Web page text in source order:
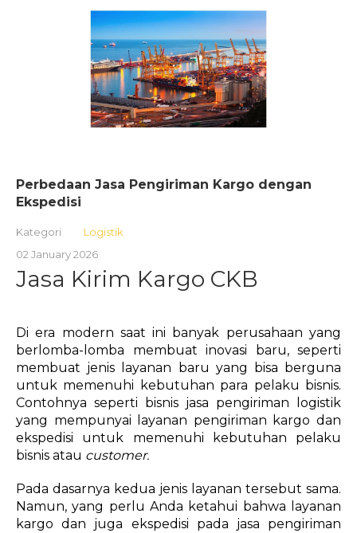
Perbedaan Jasa Pengiriman Kargo dengan
Ekspedisi
Kategori
Logistik
02 January 2026
Jasa Kirim Kargo CKB
Di era modern saat ini banyak perusahaan yang
berlomba-lomba membuat inovasi baru, seperti
membuat jenis layanan baru yang bisa berguna
untuk memenuhi kebutuhan para pelaku bisnis.
Contohnya seperti bisnis jasa pengiriman logistik
yang mempunyai layanan pengiriman kargo dan
ekspedisi untuk memenuhi kebutuhan pelaku
bisnis atau customer.
Pada dasarnya kedua jenis layanan tersebut sama.
Namun, yang perlu Anda ketahui bahwa layanan
kargo dan juga ekspedisi pada jasa pengiriman